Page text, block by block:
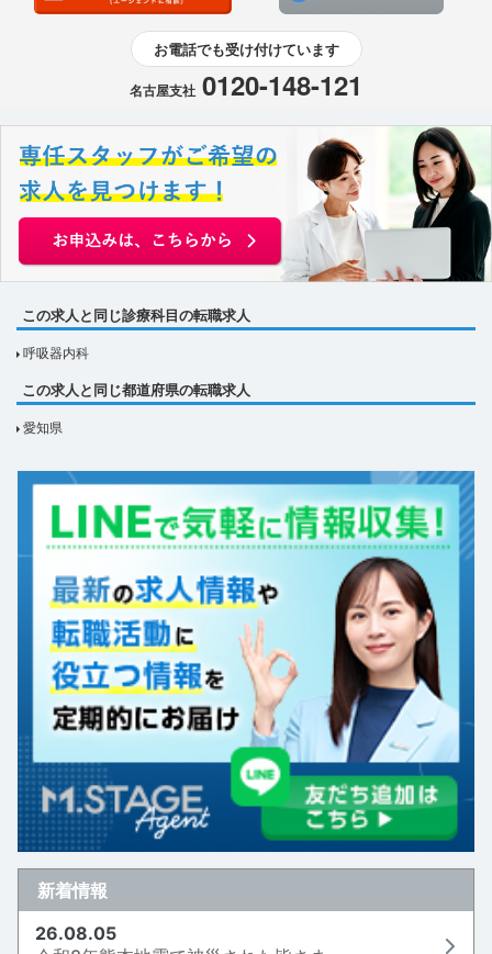
お電話でも受け付けています
名古屋支社 0120-148-121
この求人と同じ診療科目の転職求人
呼吸器内科
この求人と同じ都道府県の転職求人
愛知県
新着情報
26.08.05